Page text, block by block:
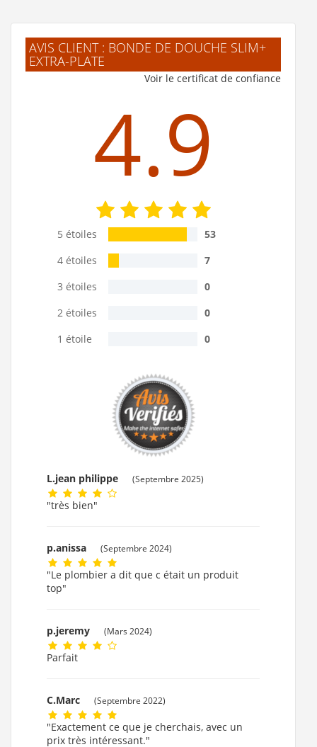
AVIS CLIENT : BONDE DE DOUCHE SLIM+
EXTRA-PLATE
Voir le certificat de confiance
4.9
5 étoiles
53
4 étoiles
7
3 étoiles
0
2 étoiles
0
1 étoile
0
L.jean philippe (Septembre 2025)
"très bien"
p.anissa (Septembre 2024)
"Le plombier a dit que c était un produit
top"
p.jeremy (Mars 2024)
Parfait
C.Marc (Septembre 2022)
"Exactement ce que je cherchais, avec un
prix très intéressant."